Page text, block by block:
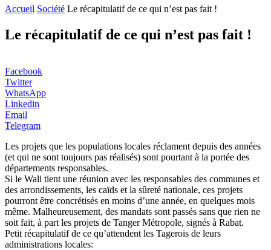
Accueil Société Le récapitulatif de ce qui n’est pas fait !
Le récapitulatif de ce qui n’est pas fait !
Facebook
Twitter
WhatsApp
Linkedin
Email
Telegram
Les projets que les populations locales réclament depuis des années
(et qui ne sont toujours pas réalisés) sont pourtant à la portée des
départements responsables.
Si le Wali tient une réunion avec les responsables des communes et
des arrondissements, les caïds et la sûreté nationale, ces projets
pourront être concrétisés en moins d’une année, en quelques mois
même. Malheureusement, des mandats sont passés sans que rien ne
soit fait, à part les projets de Tanger Métropole, signés à Rabat.
Petit récapitulatif de ce qu’attendent les Tagerois de leurs
administrations locales: